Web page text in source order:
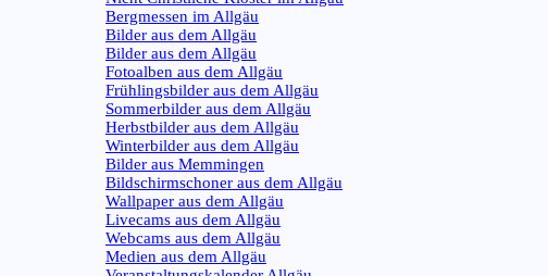
Bergmessen im Allgäu
Bilder aus dem Allgäu
Bilder aus dem Allgäu
Fotoalben aus dem Allgäu
Frühlingsbilder aus dem Allgäu
Sommerbilder aus dem Allgäu
Herbstbilder aus dem Allgäu
Winterbilder aus dem Allgäu
Bilder aus Memmingen
Bildschirmschoner aus dem Allgäu
Wallpaper aus dem Allgäu
Livecams aus dem Allgäu
Webcams aus dem Allgäu
Medien aus dem Allgäu